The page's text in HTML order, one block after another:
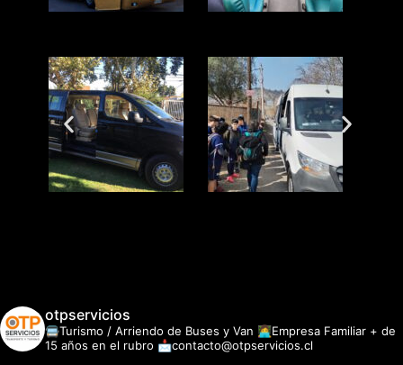
otpservicios
🚍Turismo / Arriendo de Buses y Van 👩‍💻Empresa Familiar + de
15 años en el rubro 📩contacto@otpservicios.cl